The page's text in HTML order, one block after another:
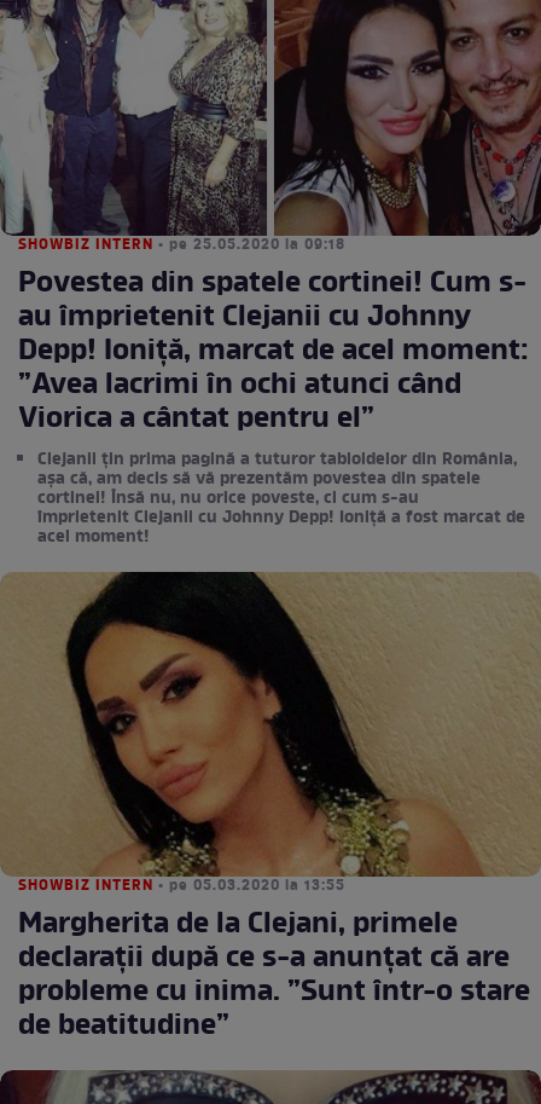
SHOWBIZ INTERN • pe 25.05.2020 la 09:18
Povestea din spatele cortinei! Cum s-
au împrietenit Clejanii cu Johnny
Depp! Ioniță, marcat de acel moment:
”Avea lacrimi în ochi atunci când
Viorica a cântat pentru el”
Clejanii țin prima pagină a tuturor tabloidelor din România,
așa că, am decis să vă prezentăm povestea din spatele
cortinei! Însă nu, nu orice poveste, ci cum s-au
împrietenit Clejanii cu Johnny Depp! Ioniță a fost marcat de
acel moment!
SHOWBIZ INTERN • pe 05.03.2020 la 13:55
Margherita de la Clejani, primele
declarații după ce s-a anunțat că are
probleme cu inima. ”Sunt într-o stare
de beatitudine”